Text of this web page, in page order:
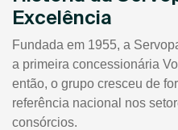
Excelência
Fundada em 1955, a
a primeira concessionária
então, o grupo cresceu de
referência nacional nos
consórcios.